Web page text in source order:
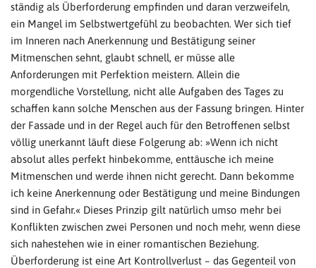
ständig als Überforderung empfinden und daran verzweifeln,
ein Mangel im Selbstwertgefühl zu beobachten. Wer sich tief
im Inneren nach Anerkennung und Bestätigung seiner
Mitmenschen sehnt, glaubt schnell, er müsse alle
Anforderungen mit Perfektion meistern. Allein die
morgendliche Vorstellung, nicht alle Aufgaben des Tages zu
schaffen kann solche Menschen aus der Fassung bringen. Hinter
der Fassade und in der Regel auch für den Betroffenen selbst
völlig unerkannt läuft diese Folgerung ab: »Wenn ich nicht
absolut alles perfekt hinbekomme, enttäusche ich meine
Mitmenschen und werde ihnen nicht gerecht. Dann bekomme
ich keine Anerkennung oder Bestätigung und meine Bindungen
sind in Gefahr.« Dieses Prinzip gilt natürlich umso mehr bei
Konflikten zwischen zwei Personen und noch mehr, wenn diese
sich nahestehen wie in einer romantischen Beziehung.
Überforderung ist eine Art Kontrollverlust – das Gegenteil von